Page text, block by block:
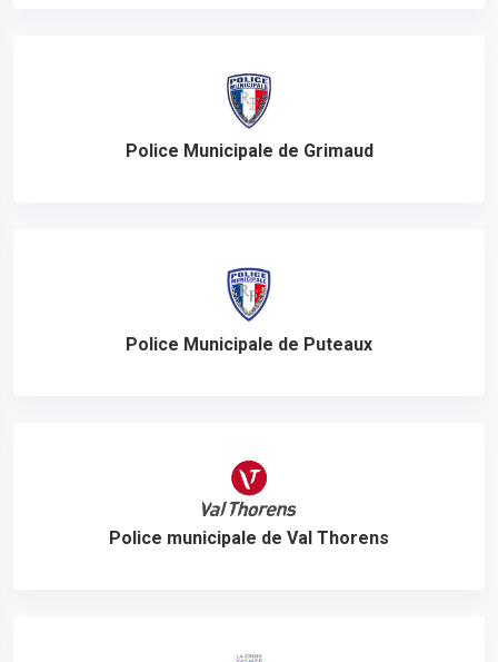
Police Municipale de Grimaud
Police Municipale de Puteaux
Police municipale de Val Thorens